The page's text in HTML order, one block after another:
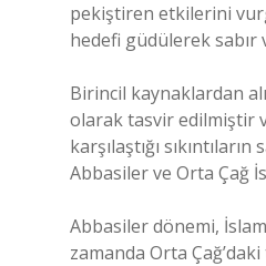
pekiştiren etkilerini
hedefi güdülerek sabır
Birincil kaynaklardan
olarak tasvir edilmiştir
karşılaştığı
Abbasiler ve Orta Çağ
Abbasiler dönemi,
zamanda Orta